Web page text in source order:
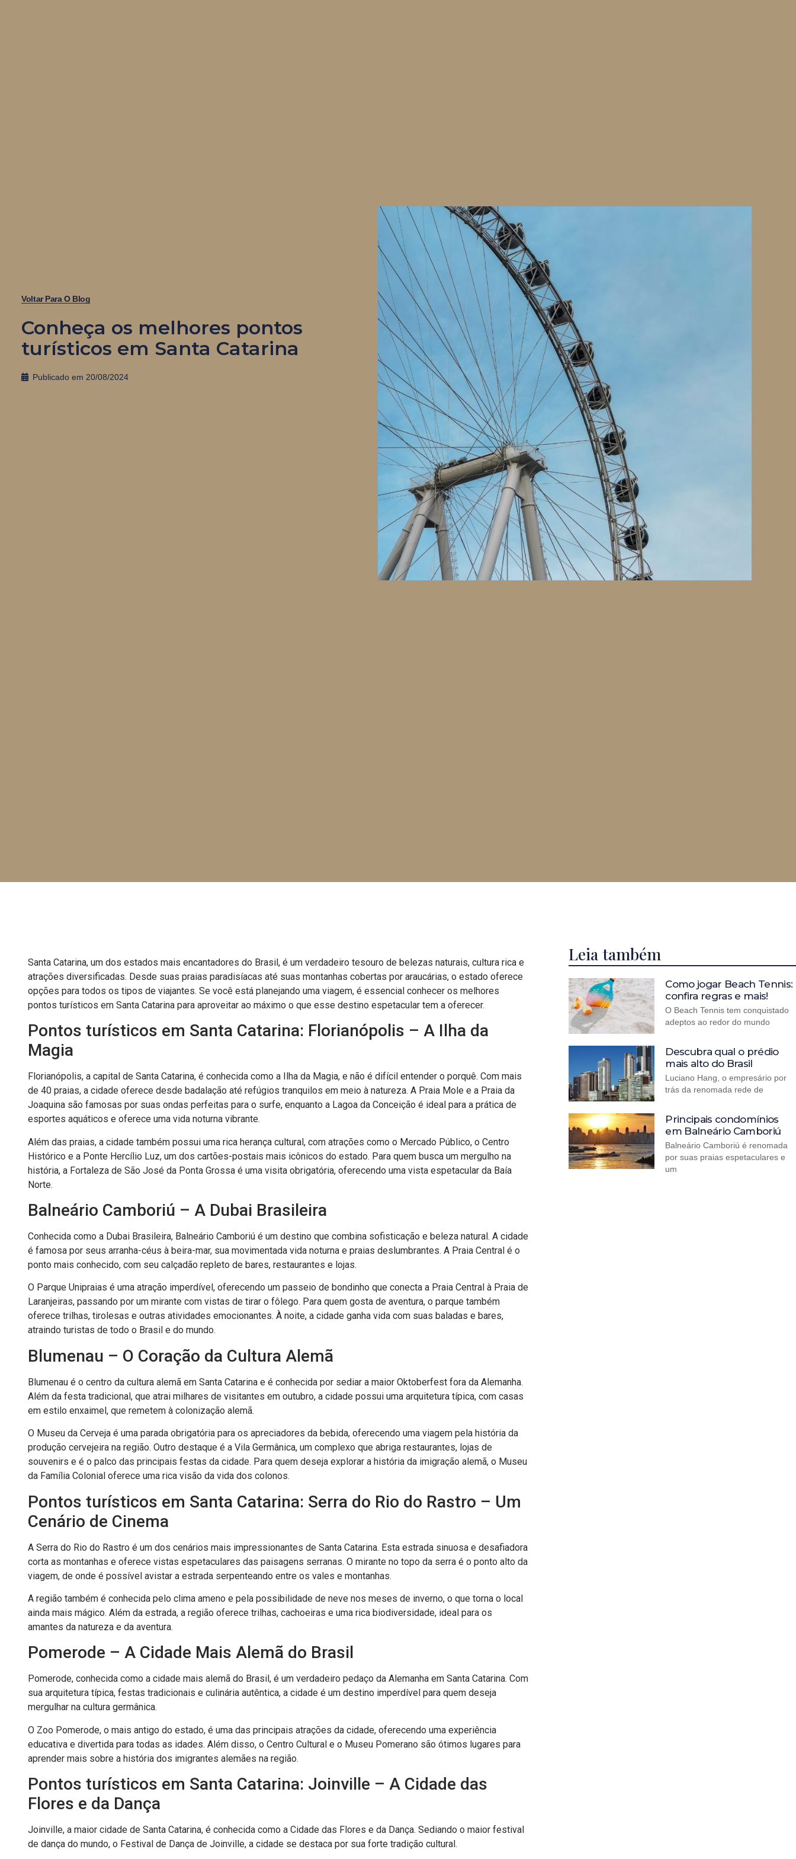
Voltar Para O Blog
Conheça os melhores pontos
turísticos em Santa Catarina
Publicado em 20/08/2024
Santa Catarina, um dos estados mais encantadores do Brasil, é um verdadeiro tesouro de belezas naturais, cultura rica e
atrações diversificadas. Desde suas praias paradisíacas até suas montanhas cobertas por araucárias, o estado oferece
opções para todos os tipos de viajantes. Se você está planejando uma viagem, é essencial conhecer os melhores
pontos turísticos em Santa Catarina para aproveitar ao máximo o que esse destino espetacular tem a oferecer.
Pontos turísticos em Santa Catarina: Florianópolis – A Ilha da
Magia
Florianópolis, a capital de Santa Catarina, é conhecida como a Ilha da Magia, e não é difícil entender o porquê. Com mais
de 40 praias, a cidade oferece desde badalação até refúgios tranquilos em meio à natureza. A Praia Mole e a Praia da
Joaquina são famosas por suas ondas perfeitas para o surfe, enquanto a Lagoa da Conceição é ideal para a prática de
esportes aquáticos e oferece uma vida noturna vibrante.
Além das praias, a cidade também possui uma rica herança cultural, com atrações como o Mercado Público, o Centro
Histórico e a Ponte Hercílio Luz, um dos cartões-postais mais icônicos do estado. Para quem busca um mergulho na
história, a Fortaleza de São José da Ponta Grossa é uma visita obrigatória, oferecendo uma vista espetacular da Baía
Norte.
Balneário Camboriú – A Dubai Brasileira
Conhecida como a Dubai Brasileira, Balneário Camboriú é um destino que combina sofisticação e beleza natural. A cidade
é famosa por seus arranha-céus à beira-mar, sua movimentada vida noturna e praias deslumbrantes. A Praia Central é o
ponto mais conhecido, com seu calçadão repleto de bares, restaurantes e lojas.
O Parque Unipraias é uma atração imperdível, oferecendo um passeio de bondinho que conecta a Praia Central à Praia de
Laranjeiras, passando por um mirante com vistas de tirar o fôlego. Para quem gosta de aventura, o parque também
oferece trilhas, tirolesas e outras atividades emocionantes. À noite, a cidade ganha vida com suas baladas e bares,
atraindo turistas de todo o Brasil e do mundo.
Blumenau – O Coração da Cultura Alemã
Blumenau é o centro da cultura alemã em Santa Catarina e é conhecida por sediar a maior Oktoberfest fora da Alemanha.
Além da festa tradicional, que atrai milhares de visitantes em outubro, a cidade possui uma arquitetura típica, com casas
em estilo enxaimel, que remetem à colonização alemã.
O Museu da Cerveja é uma parada obrigatória para os apreciadores da bebida, oferecendo uma viagem pela história da
produção cervejeira na região. Outro destaque é a Vila Germânica, um complexo que abriga restaurantes, lojas de
souvenirs e é o palco das principais festas da cidade. Para quem deseja explorar a história da imigração alemã, o Museu
da Família Colonial oferece uma rica visão da vida dos colonos.
Pontos turísticos em Santa Catarina: Serra do Rio do Rastro – Um
Cenário de Cinema
A Serra do Rio do Rastro é um dos cenários mais impressionantes de Santa Catarina. Esta estrada sinuosa e desafiadora
corta as montanhas e oferece vistas espetaculares das paisagens serranas. O mirante no topo da serra é o ponto alto da
viagem, de onde é possível avistar a estrada serpenteando entre os vales e montanhas.
A região também é conhecida pelo clima ameno e pela possibilidade de neve nos meses de inverno, o que torna o local
ainda mais mágico. Além da estrada, a região oferece trilhas, cachoeiras e uma rica biodiversidade, ideal para os
amantes da natureza e da aventura.
Pomerode – A Cidade Mais Alemã do Brasil
Pomerode, conhecida como a cidade mais alemã do Brasil, é um verdadeiro pedaço da Alemanha em Santa Catarina. Com
sua arquitetura típica, festas tradicionais e culinária autêntica, a cidade é um destino imperdível para quem deseja
mergulhar na cultura germânica.
O Zoo Pomerode, o mais antigo do estado, é uma das principais atrações da cidade, oferecendo uma experiência
educativa e divertida para todas as idades. Além disso, o Centro Cultural e o Museu Pomerano são ótimos lugares para
aprender mais sobre a história dos imigrantes alemães na região.
Pontos turísticos em Santa Catarina: Joinville – A Cidade das
Flores e da Dança
Joinville, a maior cidade de Santa Catarina, é conhecida como a Cidade das Flores e da Dança. Sediando o maior festival
de dança do mundo, o Festival de Dança de Joinville, a cidade se destaca por sua forte tradição cultural.
Leia também
Como jogar Beach Tennis:
confira regras e mais!
O Beach Tennis tem conquistado
adeptos ao redor do mundo
Descubra qual o prédio
mais alto do Brasil
Luciano Hang, o empresário por
trás da renomada rede de
Principais condomínios
em Balneário Camboriú
Balneário Camboriú é renomada
por suas praias espetaculares e
um